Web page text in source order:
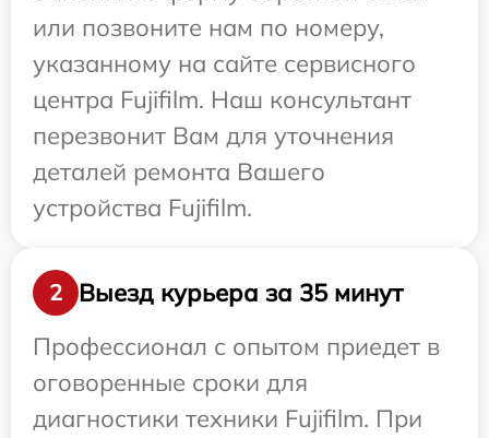
или позвоните нам по номеру,
указанному на сайте сервисного
центра Fujifilm. Наш консультант
перезвонит Вам для уточнения
деталей ремонта Вашего
устройства Fujifilm.
2
Выезд курьера за 35 минут
Профессионал с опытом приедет в
оговоренные сроки для
диагностики техники Fujifilm. При